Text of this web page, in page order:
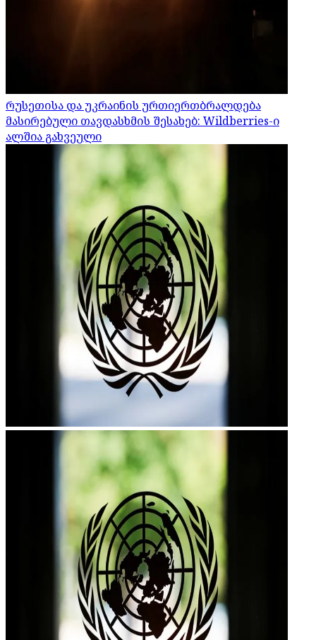
რუსეთისა და უკრაინის ურთიერთბრალდება
მასირებული თავდასხმის შესახებ: Wildberries-ი
ალშია გახვეული